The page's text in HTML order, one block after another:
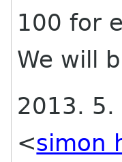
100 for
We will
2013. 5.
<simon